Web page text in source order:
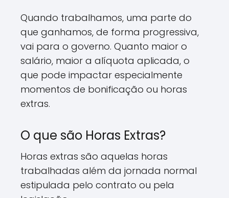
Quando trabalhamos, uma parte do
que ganhamos, de forma progressiva,
vai para o governo. Quanto maior o
salário, maior a alíquota aplicada, o
que pode impactar especialmente
momentos de bonificação ou horas
extras.
O que são Horas Extras?
Horas extras são aquelas horas
trabalhadas além da jornada normal
estipulada pelo contrato ou pela